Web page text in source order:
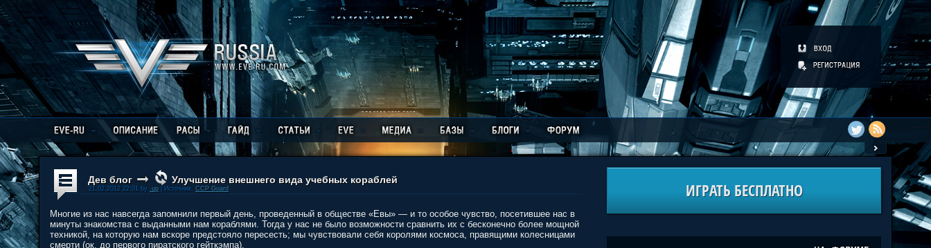
Дев блог Улучшение внешнего вида учебных кораблей
21.02.2012 22:01 by .up| Источник: CCP Guard
Многие из нас навсегда запомнили первый день, проведенный в обществе «Евы» — и то особое чувство, посетившее нас в
минуты знакомства с выданными нам кораблями. Тогда у нас не было возможности сравнить их с бесконечно более мощной
техникой, на которую нам вскоре предстояло пересесть; мы чувствовали себя королями космоса, правящими колесницами
смерти (ок, до первого пиратского гейткэмпа).
ИГРАТЬ БЕСПЛАТНО